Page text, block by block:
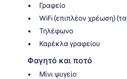
Γραφείο
WiFi (επιπλέον χρέωση)
Τηλέφωνο
Καρέκλα γραφείου
Φαγητό και ποτό
Μίνι ψυγείο